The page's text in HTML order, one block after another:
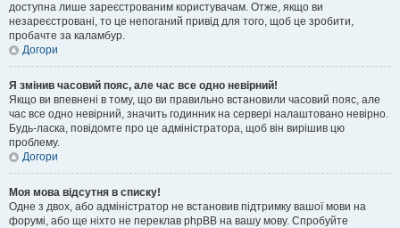
доступна лише зареєстрованим користувачам. Отже, якщо ви
незареєстровані, то це непоганий привід для того, щоб це зробити,
пробачте за каламбур.
Догори
Я змінив часовий пояс, але час все одно невірний!
Якщо ви впевнені в тому, що ви правильно встановили часовий пояс, але
час все одно невірний, значить годинник на сервері налаштовано невірно.
Будь-ласка, повідомте про це адміністратора, щоб він вирішив цю
проблему.
Догори
Моя мова відсутня в списку!
Одне з двох, або адміністратор не встановив підтримку вашої мови на
форумі, або ще ніхто не переклав phpBB на вашу мову. Спробуйте